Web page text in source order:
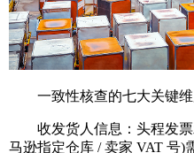
一致性核查的七大关键维
收发货人信息：头程发票
马逊指定仓库 / 卖家 VAT 号)